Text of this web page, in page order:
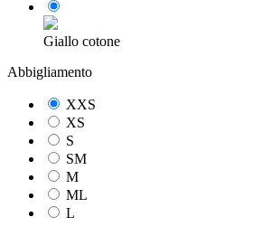
Giallo cotone
Abbigliamento
XXS
XS
S
SM
M
ML
L